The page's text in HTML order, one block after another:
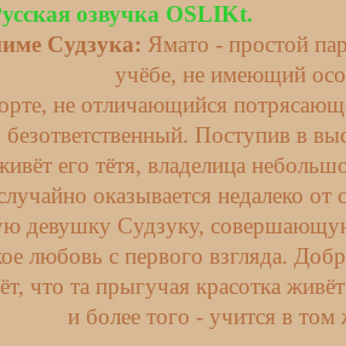
озвучка OSLIKt.
Судзука: Ямато - простой
учёбе, не имеющий
не отличающийся
Поступив в
его тётя, владелица
оказывается недалеко
девушку Судзуку,
любовь с первого взгляда.
что та прыгучая красотка
и более того - учится в том